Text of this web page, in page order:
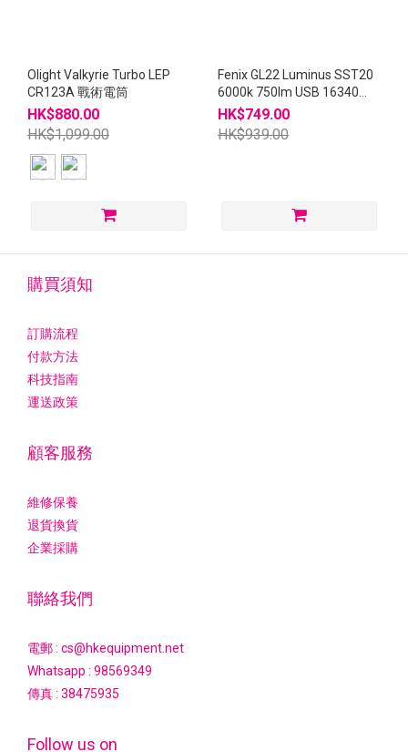
Olight Valkyrie Turbo LEP
CR123A 戰術電筒
HK$880.00
HK$1,099.00
Fenix GL22 Luminus SST20
6000k 750lm USB 16340
LED 白光+紅點 電筒
HK$749.00
HK$939.00
購買須知
訂購流程
付款方法
科技指南
運送政策
顧客服務
維修保養
退貨換貨
企業採購
聯絡我們
電郵 : cs@hkequipment.net
Whatsapp : 98569349
傳真 : 38475935
Follow us on